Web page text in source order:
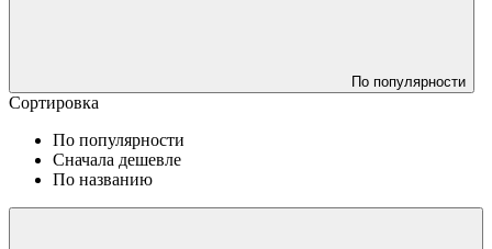
По популярности
Сортировка
По популярности
Сначала дешевле
По названию